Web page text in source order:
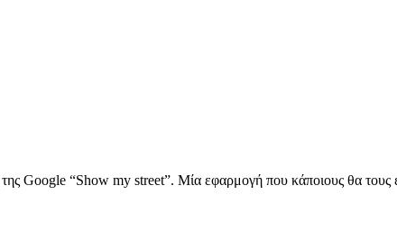
Google “Show my street”. Μία εφαρμογή που κάποιους θα